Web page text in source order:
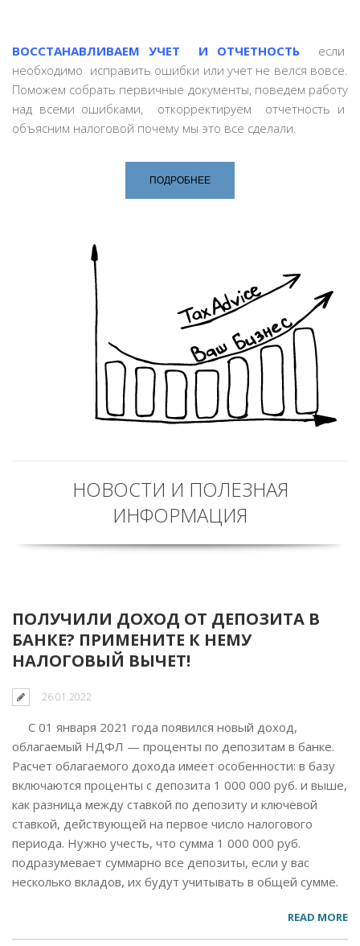
ВОССТАНАВЛИВАЕМ УЧЕТ И ОТЧЕТНОСТЬ
если
необходимо исправить ошибки или учет не велся вовсе.
Поможем собрать первичные документы, поведем работу
над всеми ошибками, откорректируем отчетность и
объясним налоговой почему мы это все сделали.
ПОДРОБНЕЕ
НОВОСТИ И ПОЛЕЗНАЯ
ИНФОРМАЦИЯ
ПОЛУЧИЛИ ДОХОД ОТ ДЕПОЗИТА В
БАНКЕ? ПРИМЕНИТЕ К НЕМУ
НАЛОГОВЫЙ ВЫЧЕТ!
26.01.2022
С 01 января 2021 года появился новый доход,
облагаемый НДФЛ — проценты по депозитам в банке.
Расчет облагаемого дохода имеет особенности: в базу
включаются проценты с депозита 1 000 000 руб. и выше,
как разница между ставкой по депозиту и ключевой
ставкой, действующей на первое число налогового
периода. Нужно учесть, что сумма 1 000 000 руб.
подразумевает суммарно все депозиты, если у вас
несколько вкладов, их будут учитывать в общей сумме.
READ MORE